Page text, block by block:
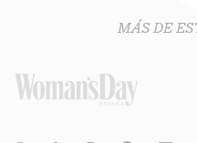
MÁS DE